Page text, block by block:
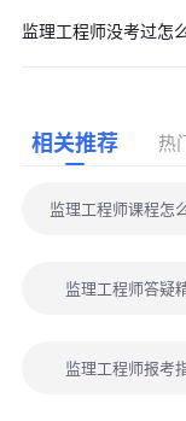
监理工程师没考过怎
相关推荐 热
监理工程师课程怎
监理工程师答疑
监理工程师报考